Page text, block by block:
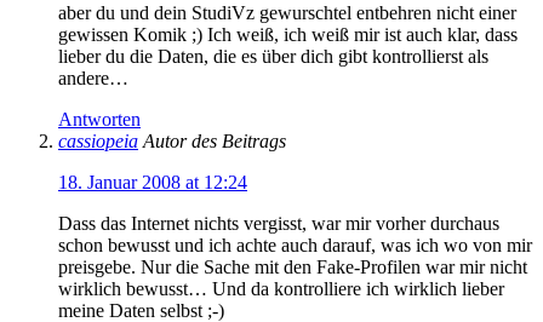
aber du und dein StudiVz gewurschtel entbehren nicht einer
gewissen Komik ;) Ich weiß, ich weiß mir ist auch klar, dass
lieber du die Daten, die es über dich gibt kontrollierst als
andere…
Antworten
cassiopeia Autor des Beitrags
18. Januar 2008 at 12:24
Dass das Internet nichts vergisst, war mir vorher durchaus
schon bewusst und ich achte auch darauf, was ich wo von mir
preisgebe. Nur die Sache mit den Fake-Profilen war mir nicht
wirklich bewusst… Und da kontrolliere ich wirklich lieber
meine Daten selbst ;-)